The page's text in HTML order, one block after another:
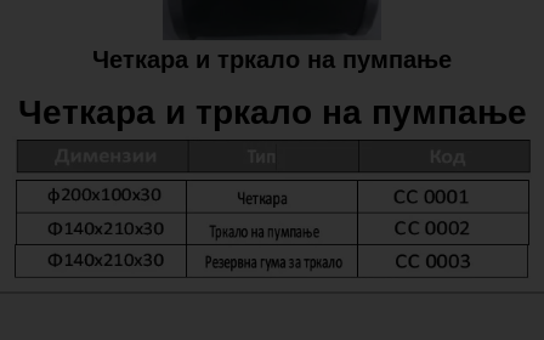
Четкара и тркало на пумпање
Четкара и тркало на пумпање